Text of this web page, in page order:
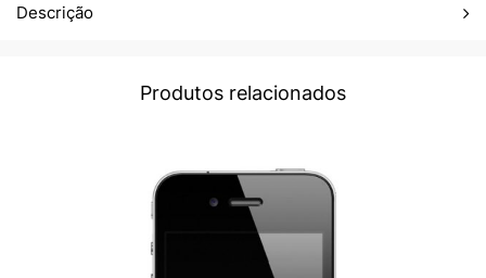
Descrição
Produtos relacionados